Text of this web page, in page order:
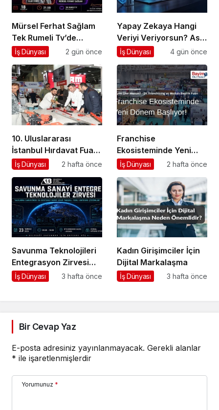
Mürsel Ferhat Sağlam
Tek Rumeli Tv’de
Marka Atölyesi
Oldu
İş Dünyası 2 gün önce
Yapay Zekaya Hangi
Veriyi Veriyorsun? Asıl
Risk Ürettiğin Değil,
İş Dünyası 4 gün önce
10. Uluslararası
İstanbul Hırdavat Fuarı,
Küresel Ticaretin Yeni
Hazırlanıyor
İş Dünyası 2 hafta önce
Franchise
Ekosisteminde Yeni
Dönem Başlıyor: Bayim
2026 İçin Geri Sayım!
İş Dünyası 2 hafta önce
Savunma Teknolojileri
Entegrasyon Zirvesi
Ankara’da
İş Dünyası 3 hafta önce
Kadın Girişimciler İçin
Dijital Markalaşma
İş Dünyası 3 hafta önce
Bir Cevap Yaz
E-posta adresiniz yayınlanmayacak. Gerekli alanlar
* ile işaretlenmişlerdir
Yorumunuz *